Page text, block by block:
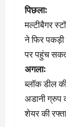
पो
स्ट
ने
वि
गे
श
पिछला:
मल्टीबैगर
ने फिर पकड़ी
पर पहुंच
अगला:
ब्लॉक डील
अडानी ग्रुप
शेयर की